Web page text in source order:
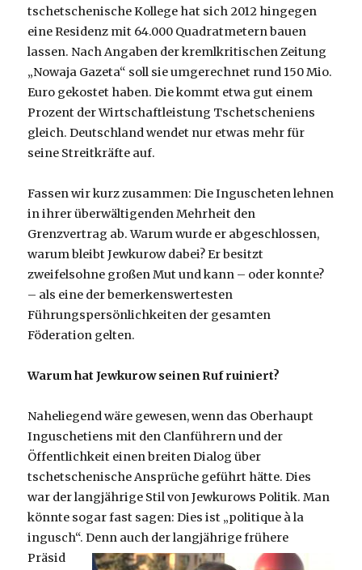
tschetschenische Kollege hat sich 2012 hingegen
eine Residenz mit 64.000 Quadratmetern bauen
lassen. Nach Angaben der kremlkritischen Zeitung
„Nowaja Gazeta“ soll sie umgerechnet rund 150 Mio.
Euro gekostet haben. Die kommt etwa gut einem
Prozent der Wirtschaftleistung Tschetscheniens
gleich. Deutschland wendet nur etwas mehr für
seine Streitkräfte auf.
Fassen wir kurz zusammen: Die Inguscheten lehnen
in ihrer überwältigenden Mehrheit den
Grenzvertrag ab. Warum wurde er abgeschlossen,
warum bleibt Jewkurow dabei? Er besitzt
zweifelsohne großen Mut und kann – oder konnte?
– als eine der bemerkenswertesten
Führungspersönlichkeiten der gesamten
Föderation gelten.
Warum hat Jewkurow seinen Ruf ruiniert?
Naheliegend wäre gewesen, wenn das Oberhaupt
Inguschetiens mit den Clanführern und der
Öffentlichkeit einen breiten Dialog über
tschetschenische Ansprüche geführt hätte. Dies
war der langjährige Stil von Jewkurows Politik. Man
könnte sogar fast sagen: Dies ist „politique à la
ingusch“. Denn auch der langjährigefrühere
Präsid